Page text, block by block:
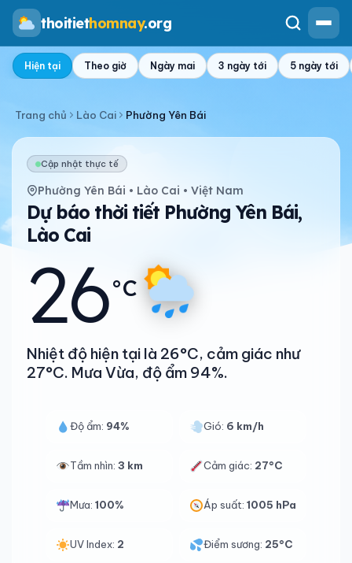
thoitiethomnay.org
Hiện tại Theo giờ Ngày mai 3 ngày tới 5 ngày tới
Trang chủ Lào Cai Phường Yên Bái
Cập nhật thực tế
Phường Yên Bái • Lào Cai • Việt Nam
Dự báo thời tiết Phường Yên Bái,
Lào Cai
26°C
Nhiệt độ hiện tại là 26°C, cảm giác như
27°C. Mưa Vừa, độ ẩm 94%.
Độ ẩm: 94% Gió: 6 km/h
Tầm nhìn: 3 km Cảm giác: 27°C
Mưa: 100% Áp suất:1005 hPa
UV Index: 2 Điểm sương: 25°C